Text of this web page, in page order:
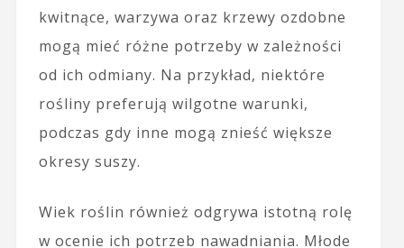
kwitnące, warzywa oraz krzewy ozdobne
mogą mieć różne potrzeby w zależności
od ich odmiany. Na przykład, niektóre
rośliny preferują wilgotne warunki,
podczas gdy inne mogą znieść większe
okresy suszy.
Wiek roślin również odgrywa istotną rolę
w ocenie ich potrzeb nawadniania. Młode